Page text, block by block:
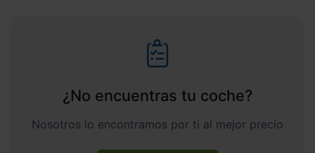
¿No encuentras tu coche?
Nosotros lo encontramos por ti al mejor precio